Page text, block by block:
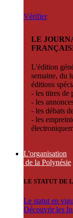
Vérifier
LE
L'édition
semaine, du
éditions
- les titres de
- les
- les débats
- les
L'organisation
de la Polynésie
LE STATUT DE
Le statut en
Découvrir les